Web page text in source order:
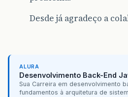
Desde já agradeço a
ALURA
Desenvolvimento Back-End
Sua Carreira em desenvolvimento
fundamentos à arquitetura de